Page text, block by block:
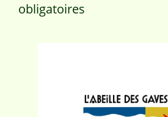
obligatoires